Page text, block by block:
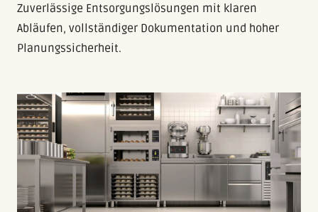
Zuverlässige Entsorgungslösungen mit klaren
Abläufen, vollständiger Dokumentation und hoher
Planungssicherheit.